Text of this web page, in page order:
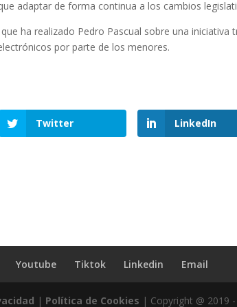
adaptar de forma continua a los cambios
ha realizado Pedro Pascual sobre una iniciativa
por parte de los menores.
Twitter LinkedIn
Youtube Tiktok Linkedin Email
| Política de Cookies | Copyright @ 2019 -